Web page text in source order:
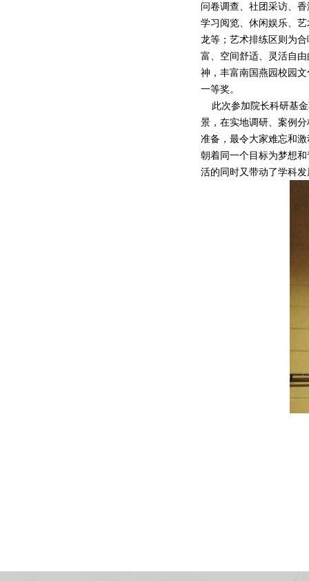
问卷调查、社团采访、
学习阅览、休闲娱乐、
龙等；艺术排练区则为
富、空间舒适、灵活自
神，丰富南国燕园校园
一等奖。
此次参加院长科研基金
景，在实地调研、案例
准备，最令大家难忘和
朝着同一个目标为梦想
活的同时又带动了学科发